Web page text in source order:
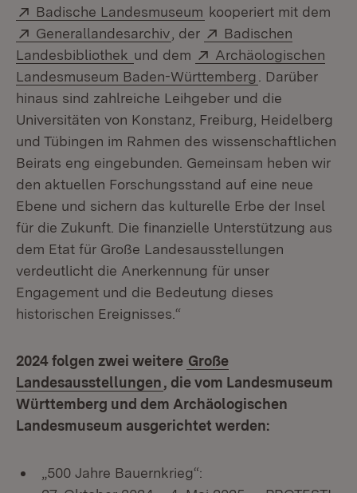
Extern:
Badische Landesmuseum (Öffnet in neuem
kooperiert mit dem
Extern:
Generallandesarchiv (Öffnet in neuem Fenster)
, der Extern:
Badischen
Landesbibliothek (Öffnet in neuem Fenster)
und dem Extern:
Archäologischen
Landesmuseum Baden-Württemberg (Öffnet in
. Darüber
hinaus sind zahlreiche Leihgeber und die
Universitäten von Konstanz, Freiburg, Heidelberg
und Tübingen im Rahmen des wissenschaftlichen
Beirats eng eingebunden. Gemeinsam heben wir
den aktuellen Forschungsstand auf eine neue
Ebene und sichern das kulturelle Erbe der Insel
für die Zukunft. Die finanzielle Unterstützung aus
dem Etat für Große Landesausstellungen
verdeutlicht die Anerkennung für unser
Engagement und die Bedeutung dieses
historischen Ereignisses.“
2024 folgen zwei weitere Große
Landesausstellungen, die vom Landesmuseum
Württemberg und dem Archäologischen
Landesmuseum ausgerichtet werden:
„500 Jahre Bauernkrieg“: